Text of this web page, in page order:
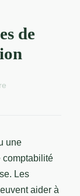
de
une
comptabilité
Les
aider à